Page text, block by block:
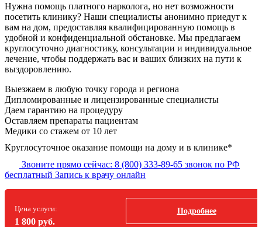
Нужна помощь платного нарколога, но нет возможности
посетить клинику? Наши специалисты анонимно приедут к
вам на дом, предоставляя квалифицированную помощь в
удобной и конфиденциальной обстановке. Мы предлагаем
круглосуточно диагностику, консультации и индивидуальное
лечение, чтобы поддержать вас и ваших близких на пути к
выздоровлению.
Выезжаем в любую точку города и региона
Дипломированные и лицензированные специалисты
Даем гарантию на процедуру
Оставляем препараты пациентам
Медики со стажем от 10 лет
Круглосуточное оказание помощи на дому и в клинике*
Звоните прямо сейчас: 8 (800) 333-89-65 звонок по РФ
бесплатный Запись к врачу онлайн
Цена услуги:
1 800 руб.
Подробнее